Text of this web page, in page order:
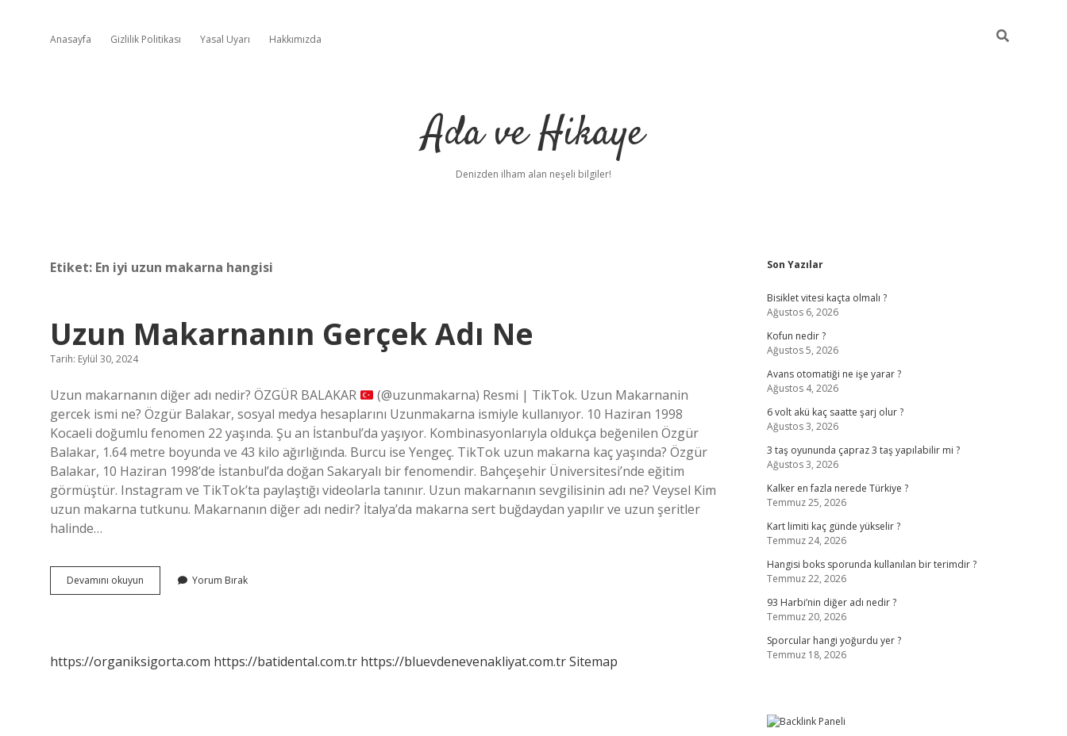
Anasayfa Gizlilik Politikası Yasal Uyarı Hakkımızda
Ada ve Hikaye
Denizden ilham alan neşeli bilgiler!
Etiket: En iyi uzun makarna hangisi
Uzun Makarnanın Gerçek Adı Ne
Tarih: Eylül 30, 2024
Uzun makarnanın diğer adı nedir? ÖZGÜR BALAKAR
(@uzunmakarna) Resmi | TikTok. Uzun Makarnanin
gercek ismi ne? Özgür Balakar, sosyal medya hesaplarını Uzunmakarna ismiyle kullanıyor. 10 Haziran 1998
Kocaeli doğumlu fenomen 22 yaşında. Şu an İstanbul’da yaşıyor. Kombinasyonlarıyla oldukça beğenilen Özgür
Balakar, 1.64 metre boyunda ve 43 kilo ağırlığında. Burcu ise Yengeç. TikTok uzun makarna kaç yaşında? Özgür
Balakar, 10 Haziran 1998’de İstanbul’da doğan Sakaryalı bir fenomendir. Bahçeşehir Üniversitesi’nde eğitim
görmüştür. Instagram ve TikTok’ta paylaştığı videolarla tanınır. Uzun makarnanın sevgilisinin adı ne? Veysel Kim
uzun makarna tutkunu. Makarnanın diğer adı nedir? İtalya’da makarna sert buğdaydan yapılır ve uzun şeritler
halinde…
Devamını okuyun
Makarnanın
Yorum Bırak
https://organiksigorta.com https://batidental.com.tr https://bluevdenevenakliyat.com.trSitemap
Sidebar
Son Yazılar
Bisiklet vitesi kaçta olmalı ?
Ağustos 6, 2026
Kofun nedir ?
Ağustos 5, 2026
Avans otomatiği ne işe yarar ?
Ağustos 4, 2026
6 volt akü kaç saatte şarj olur ?
Ağustos 3, 2026
3 taş oyununda çapraz 3 taş yapılabilir mi ?
Ağustos 3, 2026
Kalker en fazla nerede Türkiye ?
Temmuz 25, 2026
Kart limiti kaç günde yükselir ?
Temmuz 24, 2026
Hangisi boks sporunda kullanılan bir terimdir ?
Temmuz 22, 2026
93 Harbi’nin diğer adı nedir ?
Temmuz 20, 2026
Sporcular hangi yoğurdu yer ?
Temmuz 18, 2026